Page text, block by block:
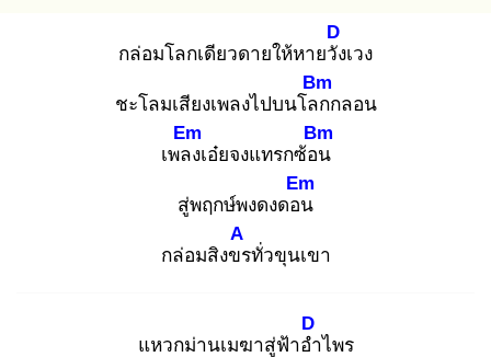
กล่อมโลกเดียวดายให้หายวัง
D
เวง
ชะโลมเสียงเพลงไปบนโลก
Bm
กลอน
เพลง
Em
เอ๋ยจงแทรกซ้อน
Bm
สู่พฤกษ์พงดงดอน
Em
กล่อมสิงขร
A
ทั่วขุนเขา
แหวกม่านเมฆาสู่ฟ้าอำ
D
ไพร